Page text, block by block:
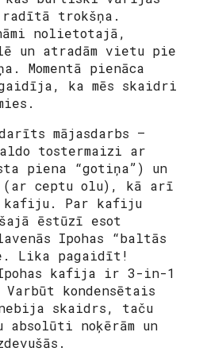
radītā trokšņa.
nolietotajā,
un atradām vietu pie
Momentā pienāca
ka mēs skaidri
mājasdarbs –
tostermaizi ar
piena “gotiņa”) un
(ar ceptu olu), kā arī
Par kafiju
ēstūzī esot
Ipohas “baltās
Lika pagaidīt!
kafija ir 3-in-1
kondensētais
skaidrs, taču
noķērām un